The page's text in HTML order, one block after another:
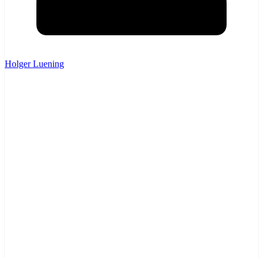
Holger Luening